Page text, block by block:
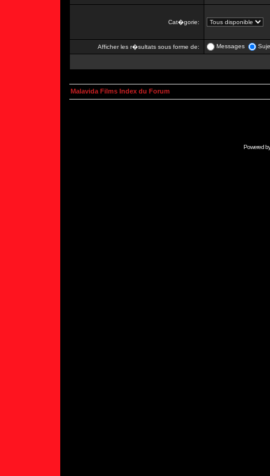
Cat�gorie:
Afficher les r�sultats sous forme de: Messages
Malavida Films Index du Forum
Powered